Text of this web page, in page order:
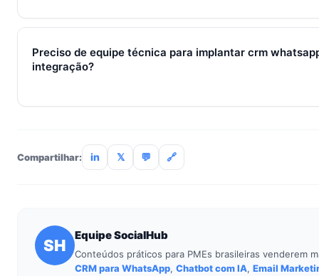
Métricas de processo (tempo de resposta, follow-up)
Preciso de equipe técnica para implantar crm
integração?
Compartilhar: in 𝕏 💬 🔗
SH
Equipe SocialHub
Conteúdos práticos para PMEs brasileiras venderem
CRM para WhatsApp, Chatbot com IA, Email